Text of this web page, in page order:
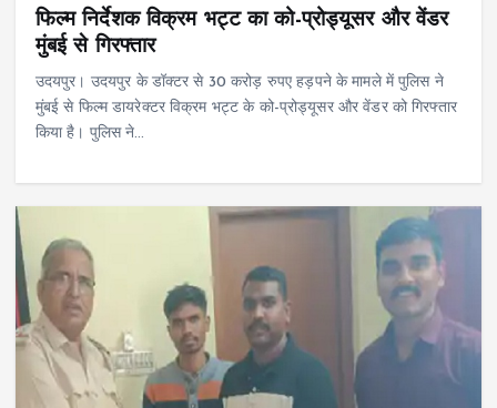
फिल्म निर्देशक विक्रम भट्ट का को-प्रोड्यूसर और वेंडर
मुंबई से गिरफ्तार
उदयपुर। उदयपुर के डॉक्टर से 30 करोड़ रुपए हड़पने के मामले में पुलिस ने
मुंबई से फिल्म डायरेक्टर विक्रम भट्ट के को-प्रोड्यूसर और वेंडर को गिरफ्तार
किया है। पुलिस ने…